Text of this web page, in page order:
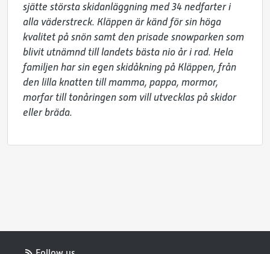
sjätte största skidanläggning med 34 nedfarter i
alla väderstreck. Kläppen är känd för sin höga
kvalitet på snön samt den prisade snowparken som
blivit utnämnd till landets bästa nio år i rad. Hela
familjen har sin egen skidåkning på Kläppen, från
den lilla knatten till mamma, pappa, mormor,
morfar till tonåringen som vill utvecklas på skidor
eller bräda.